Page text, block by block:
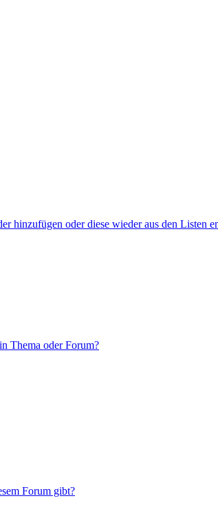
hinzufügen oder diese wieder aus den Listen
Thema oder Forum?
Forum gibt?